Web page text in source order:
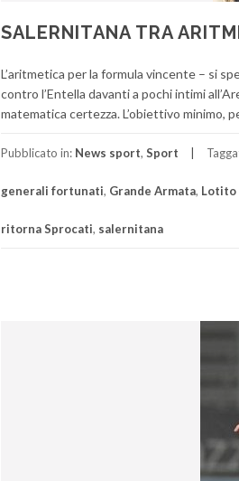
SALERNITANA TRA
L’aritmetica per la formula vincente – si
contro l’Entella davanti a pochi intimi
matematica certezza. L’obiettivo minimo,
Pubblicato in: News sport, Sport
generali fortunati, Grande Armata, Lotito
ritorna Sprocati, salernitana